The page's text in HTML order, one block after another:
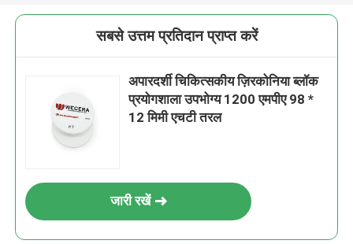
सबसे उत्तम प्रतिदान प्राप्त करें
अपारदर्शी चिकित्सकीय ज़िरकोनिया ब्लॉक
प्रयोगशाला उपभोग्य 1200 एमपीए 98 *
12 मिमी एचटी तरल
जारी रखें